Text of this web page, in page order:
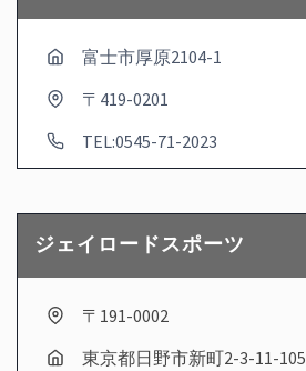
富士市厚原2104-1
〒419-0201
TEL:0545-71-2023
ジェイロードスポーツ
〒191-0002
東京都日野市新町2-3-11-105